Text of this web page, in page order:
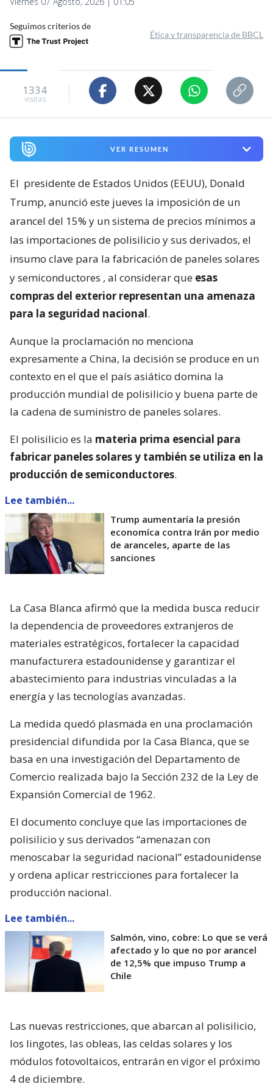
Seguimos criterios de
Ética y transparencia de BBCL
1334
visitas
VER RESUMEN
El presidente de Estados Unidos (EEUU), Donald
Trump, anunció este jueves la imposición de un
arancel del 15% y un sistema de precios mínimos a
las importaciones de polisilicio y sus derivados, el
insumo clave para la fabricación de paneles solares
y semiconductores , al considerar que esas
compras del exterior representan una amenaza
para la seguridad nacional.
Aunque la proclamación no menciona
expresamente a China, la decisión se produce en un
contexto en el que el país asiático domina la
producción mundial de polisilicio y buena parte de
la cadena de suministro de paneles solares.
El polisilicio es la materia prima esencial para
fabricar paneles solares y también se utiliza en la
producción de semiconductores.
Lee también...
Trump aumentaría la presión
economíca contra Irán por medio
de aranceles, aparte de las
sanciones
La Casa Blanca afirmó que la medida busca reducir
la dependencia de proveedores extranjeros de
materiales estratégicos, fortalecer la capacidad
manufacturera estadounidense y garantizar el
abastecimiento para industrias vinculadas a la
energía y las tecnologías avanzadas.
La medida quedó plasmada en una proclamación
presidencial difundida por la Casa Blanca, que se
basa en una investigación del Departamento de
Comercio realizada bajo la Sección 232 de la Ley de
Expansión Comercial de 1962.
El documento concluye que las importaciones de
polisilicio y sus derivados “amenazan con
menoscabar la seguridad nacional” estadounidense
y ordena aplicar restricciones para fortalecer la
producción nacional.
Lee también...
Salmón, vino, cobre: Lo que se verá
afectado y lo que no por arancel
de 12,5% que impuso Trump a
Chile
Las nuevas restricciones, que abarcan al polisilicio,
los lingotes, las obleas, las celdas solares y los
módulos fotovoltaicos, entrarán en vigor el próximo
4 de diciembre.